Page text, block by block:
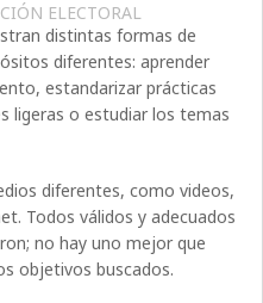
ELECTORAL
distintas formas de
diferentes: aprender
estandarizar prácticas
ligeras o estudiar los temas
diferentes, como videos,
Todos válidos y adecuados
no hay uno mejor que
objetivos buscados.